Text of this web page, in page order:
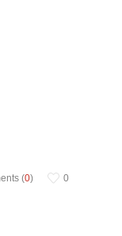
(0) 0